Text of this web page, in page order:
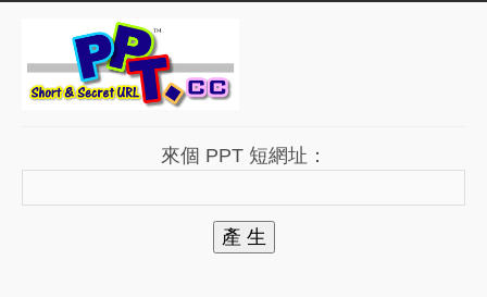
來個 PPT 短網址：
產 生